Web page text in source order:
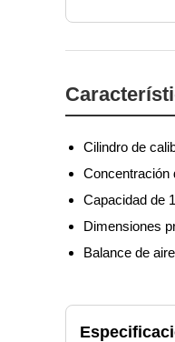
Cilindro de
Concentración
Capacidad de
Dimensiones
Balance de